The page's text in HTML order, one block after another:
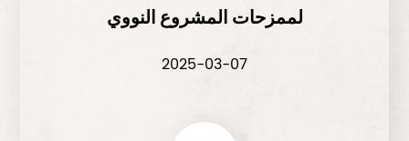
لممزحات المشروع النووي
2025-03-07